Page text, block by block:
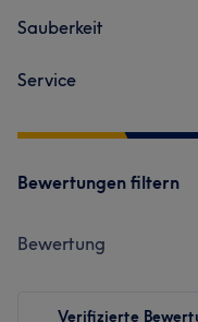
Sauberkeit
Service
Bewertungen filtern
Bewertung
Verifizierte